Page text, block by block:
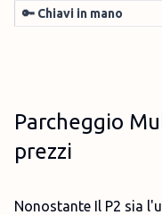
🔑 Chiavi in mano
Parcheggio
prezzi
Nonostante Il P2 sia